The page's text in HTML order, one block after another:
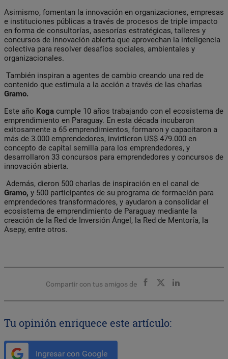
Asimismo, fomentan la innovación en organizaciones, empresas
e instituciones públicas a través de procesos de triple impacto
en forma de consultorías, asesorías estratégicas, talleres y
concursos de innovación abierta que aprovechan la inteligencia
colectiva para resolver desafíos sociales, ambientales y
organizacionales.
También inspiran a agentes de cambio creando una red de
contenido que estimula a la acción a través de las charlas
Gramo.
Este año Koga cumple 10 años trabajando con el ecosistema de
emprendimiento en Paraguay. En esta década incubaron
exitosamente a 65 emprendimientos, formaron y capacitaron a
más de 3.000 emprendedores, invirtieron US$ 479.000 en
concepto de capital semilla para los emprendedores, y
desarrollaron 33 concursos para emprendedores y concursos de
innovación abierta.
Además, dieron 500 charlas de inspiración en el canal de
Gramo, y 500 participantes de su programa de formación para
emprendedores transformadores, y ayudaron a consolidar el
ecosistema de emprendimiento de Paraguay mediante la
creación de la Red de Inversión Ángel, la Red de Mentoría, la
Asepy, entre otros.
Compartir con tus amigos de
Tu opinión enriquece este artículo:
Ingresar con Google